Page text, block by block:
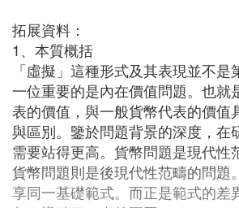
拓展資料：
1、本質概括
「虛擬」這種形式及其表現並不
一位重要的是內在價值問題。也就
表的價值，與一般貨幣代表的價值
與區別。鑒於問題背景的深度，在
需要站得更高。貨幣問題是現代性
貨幣問題則是後現代性范疇的問題
享同一基礎範式。而正是範式的差